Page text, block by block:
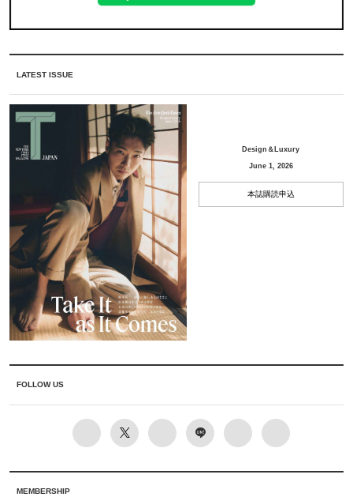
LATEST ISSUE
Design＆Luxury
June 1, 2026
本誌購読申込
FOLLOW US
MEMBERSHIP